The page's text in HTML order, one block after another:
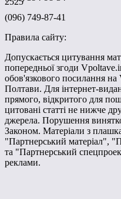
(096) 749-87-41
Правила сайту:
Допускається цитування
попередньої згоди
обов'язкового посилання
Полтави. Для інтернет-
прямого, відкритого для
цитовані статті не нижче
джерела. Порушення
Законом. Матеріали з
"Партнерський матеріал",
та "Партнерський
реклами.